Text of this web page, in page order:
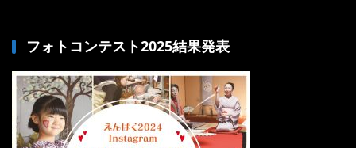
フォトコンテスト2025結果発表